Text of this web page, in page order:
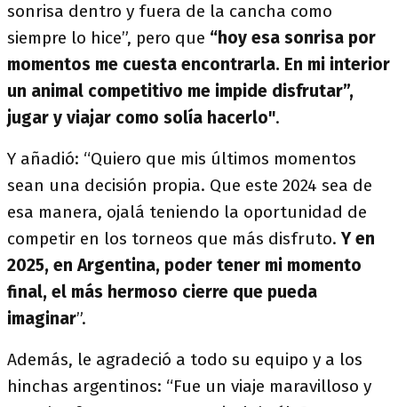
sonrisa dentro y fuera de la cancha como
siempre lo hice”, pero que “hoy esa sonrisa por
momentos me cuesta encontrarla. En mi interior
un animal competitivo me impide disfrutar”,
jugar y viajar como solía hacerlo".
Y añadió: “Quiero que mis últimos momentos
sean una decisión propia. Que este 2024 sea de
esa manera, ojalá teniendo la oportunidad de
competir en los torneos que más disfruto. Y en
2025, en Argentina, poder tener mi momento
final, el más hermoso cierre que pueda
imaginar”.
Además, le agradeció a todo su equipo y a los
hinchas argentinos: “Fue un viaje maravilloso y